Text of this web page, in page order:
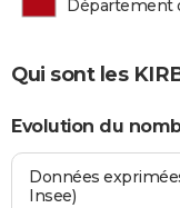
Département
Qui sont les
Evolution du
Données
Insee)